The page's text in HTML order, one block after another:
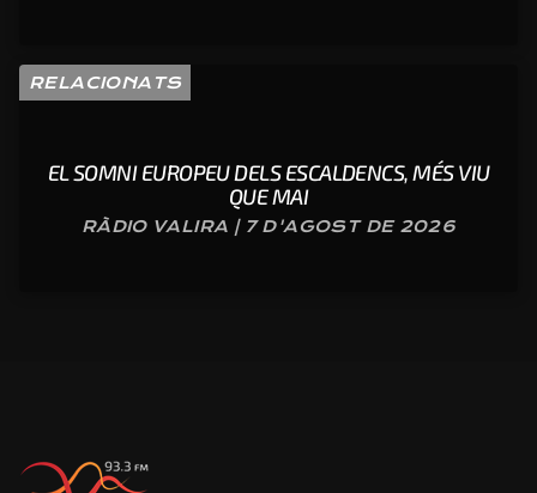
RELACIONATS
EL SOMNI EUROPEU DELS ESCALDENCS, MÉS VIU
QUE MAI
RÀDIO VALIRA | 7 D'AGOST DE 2026